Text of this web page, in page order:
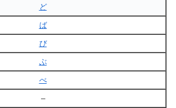
ど
ば
び
ぶ
べ
–